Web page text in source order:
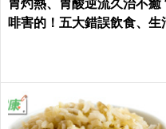
胃灼熱、胃酸逆流久治不癒
啡害的！五大錯誤飲食、生